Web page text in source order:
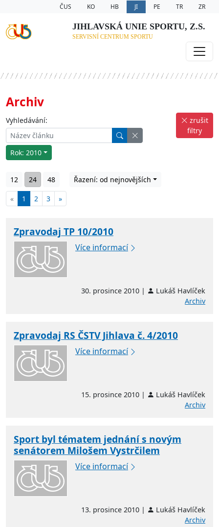
ČUS KO HB JI PE TR ZR
JIHLAVSKÁ UNIE SPORTU, Z.S.
SERVISNÍ CENTRUM SPORTU
Archiv
Vyhledávání:
Rok: 2010
zrušit
filtry
12 24 48 Řazení: od nejnovějších
« 1 2 3 »
Zpravodaj TP 10/2010
Více informací
30. prosince 2010 |
Lukáš Havlíček
Archiv
Zpravodaj RS ČSTV Jihlava č. 4/2010
Více informací
15. prosince 2010 |
Lukáš Havlíček
Archiv
Sport byl tématem jednání s novým
senátorem Milošem Vystrčilem
Více informací
13. prosince 2010 |
Lukáš Havlíček
Archiv